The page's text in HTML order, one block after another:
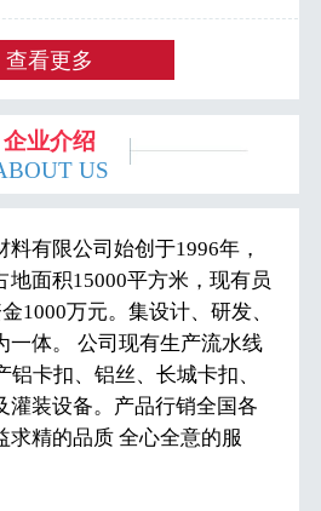
查看更多
企业介绍
US
料有限公司始创于1996年，
地面积15000平方米，现有员
1000万元。集设计、研发、
一体。 公司现有生产流水线
铝卡扣、铝丝、长城卡扣、
灌装设备。产品行销全国各
求精的品质 全心全意的服